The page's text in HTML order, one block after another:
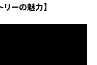
リーの魅力】